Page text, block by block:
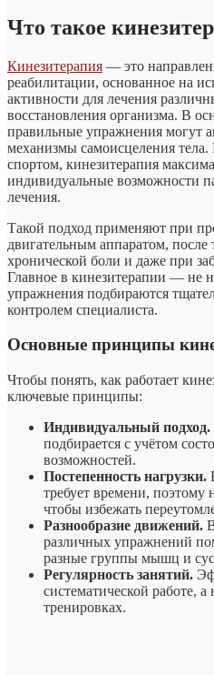
Что такое
Кинезитерапия — это
реабилитации, основанное на
активности для лечения
восстановления организма. В
правильные упражнения могут
механизмы самоисцеления тела.
спортом, кинезитерапия
индивидуальные возможности
лечения.
Такой подход применяют при
двигательным аппаратом, после
хронической боли и даже при
Главное в кинезитерапии — не
упражнения подбираются
контролем специалиста.
Основные принципы
Чтобы понять, как работает
ключевые принципы:
Индивидуальный подход.
подбирается с учётом
возможностей.
Постепенность нагрузки.
требует времени, поэтому
чтобы избежать
Разнообразие движений.
различных упражнений
разные группы мышц и
Регулярность занятий.
систематической работе,
тренировках.